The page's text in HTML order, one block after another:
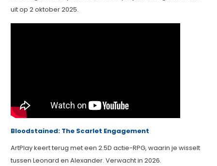
uit op 2 oktober 2025.
Bloodstained: The Scarlet Engagement
ArtPlay keert terug met een 2.5D actie-RPG, waarin je wisselt
tussen Leonard en Alexander. Verwacht in 2026.